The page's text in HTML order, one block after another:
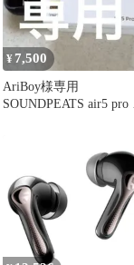
¥ 7,500
AriBoy様専用
SOUNDPEATS air5 pro +